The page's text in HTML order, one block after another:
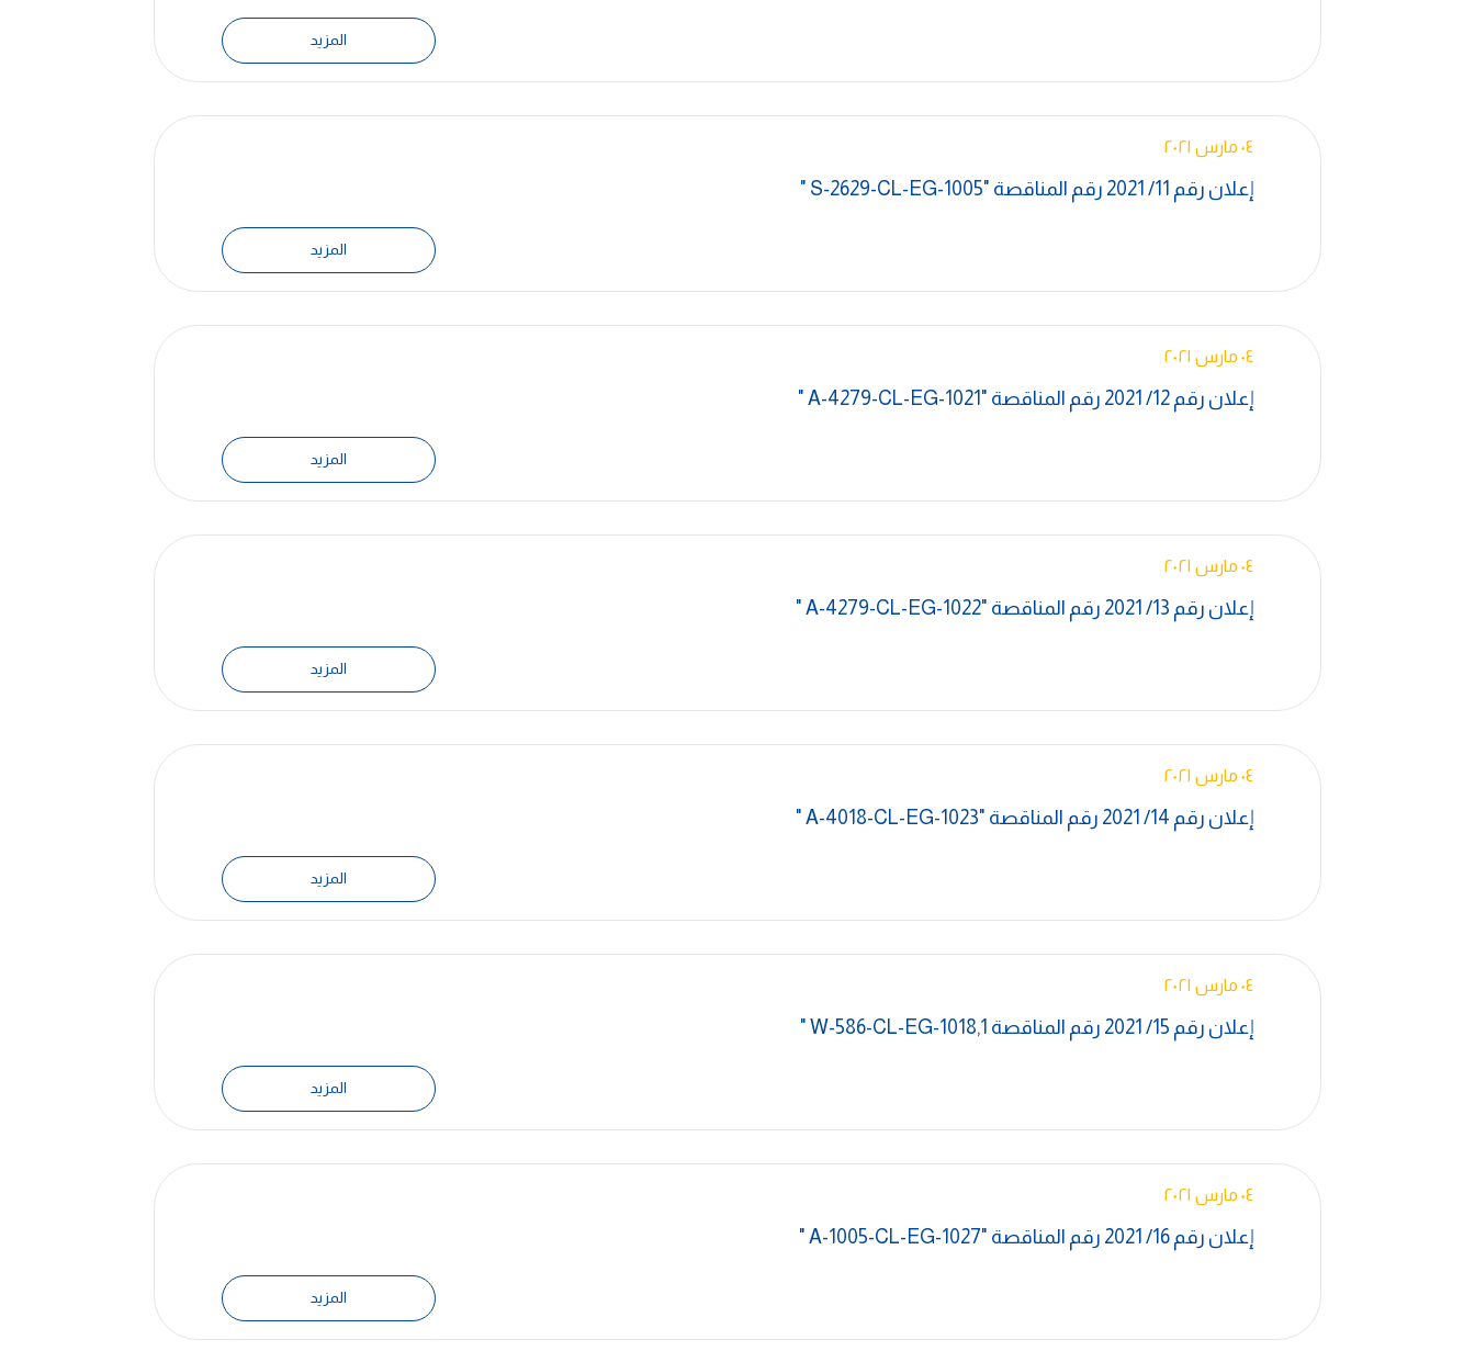
المزيد
٠٤ مارس ٢٠٢١
إعلان رقم 11/ 2021 رقم المناقصة "S-2629-CL-EG-1005 "
المزيد
٠٤ مارس ٢٠٢١
إعلان رقم 12/ 2021 رقم المناقصة "A-4279-CL-EG-1021 "
المزيد
٠٤ مارس ٢٠٢١
إعلان رقم 13/ 2021 رقم المناقصة "A-4279-CL-EG-1022 "
المزيد
٠٤ مارس ٢٠٢١
إعلان رقم 14/ 2021 رقم المناقصة "A-4018-CL-EG-1023 "
المزيد
٠٤ مارس ٢٠٢١
إعلان رقم 15/ 2021 رقم المناقصة W-586-CL-EG-1018,1 "
المزيد
٠٤ مارس ٢٠٢١
إعلان رقم 16/ 2021 رقم المناقصة "A-1005-CL-EG-1027 "
المزيد